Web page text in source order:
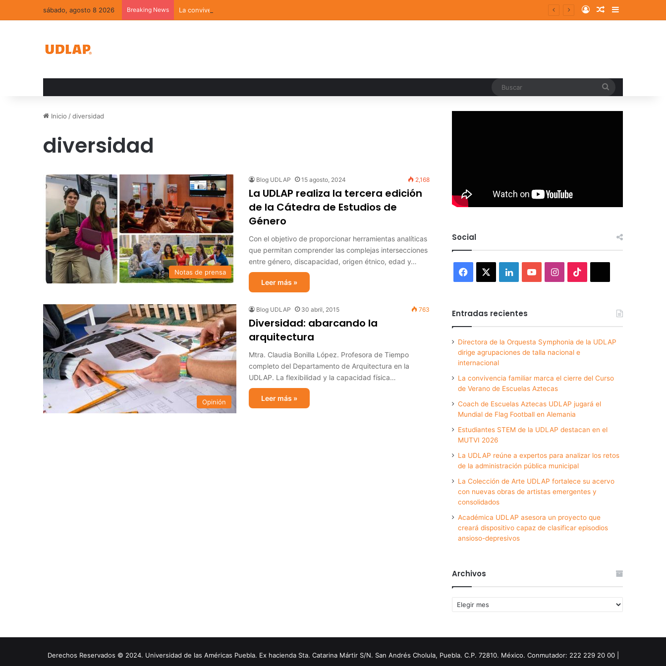
sábado, agosto 8 2026 Breaking News La convivencia familiar marca el cierre del Curso de Verano de Escuelas Aztecas Log InRandom Article
Sidebar
Inicio /diversidad
diversidad
Notas de prensa
Blog UDLAP 15 agosto, 2024 2,168
La UDLAP realiza la tercera edición
de la Cátedra de Estudios de
Género
Con el objetivo de proporcionar herramientas analíticas
que permitan comprender las complejas intersecciones
entre género, discapacidad, origen étnico, edad y…
Leer más »
Opinión
Blog UDLAP 30 abril, 2015 763
Diversidad: abarcando la
arquitectura
Mtra. Claudia Bonilla López. Profesora de Tiempo
completo del Departamento de Arquitectura en la
UDLAP. La flexibilidad y la capacidad física…
Leer más »
Social
Facebook LinkedInYouTubeInstagram
Entradas recientes
Directora de la Orquesta Symphonia de la UDLAP
dirige agrupaciones de talla nacional e
internacional
La convivencia familiar marca el cierre del Curso
de Verano de Escuelas Aztecas
Coach de Escuelas Aztecas UDLAP jugará el
Mundial de Flag Football en Alemania
Estudiantes STEM de la UDLAP destacan en el
MUTVI 2026
La UDLAP reúne a expertos para analizar los retos
de la administración pública municipal
La Colección de Arte UDLAP fortalece su acervo
con nuevas obras de artistas emergentes y
consolidados
Académica UDLAP asesora un proyecto que
creará dispositivo capaz de clasificar episodios
ansioso-depresivos
Archivos
Archivos
Derechos Reservados © 2024. Universidad de las Américas Puebla. Ex hacienda Sta. Catarina Mártir S/N. San Andrés Cholula, Puebla. C.P. 72810. México. Conmutador: 222 229 20 00 |